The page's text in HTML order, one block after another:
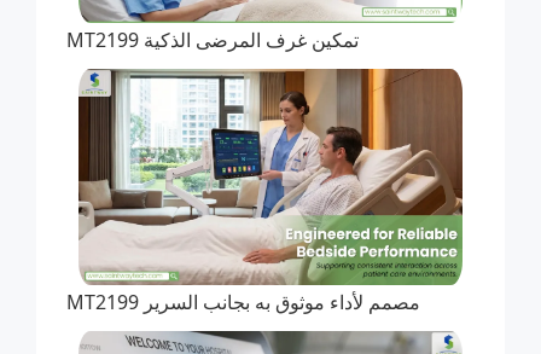
تمكين غرف المرضى الذكية MT2199
مصمم لأداء موثوق به بجانب السرير MT2199